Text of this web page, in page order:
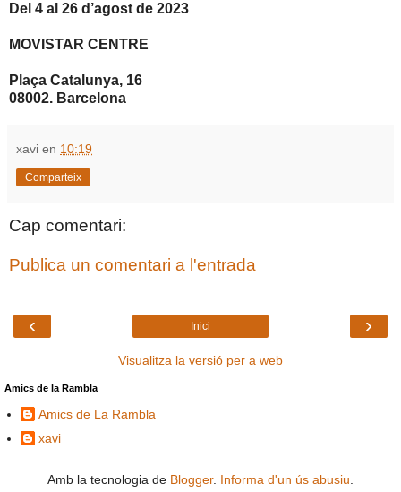
Del 4 al 26 d’agost de 2023
MOVISTAR CENTRE
Plaça Catalunya, 16
08002. Barcelona
xavi en 10:19
Comparteix
Cap comentari:
Publica un comentari a l'entrada
‹ ›
Inici
Visualitza la versió per a web
Amics de la Rambla
Amics de La Rambla
xavi
Amb la tecnologia de Blogger. Informa d'un ús abusiu